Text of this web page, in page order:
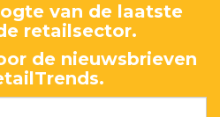
van de laatste
retailsector.
de nieuwsbrieven